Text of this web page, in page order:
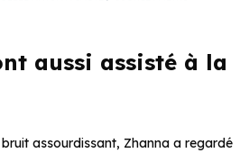
aussi assisté à la
assourdissant, Zhanna a regardé